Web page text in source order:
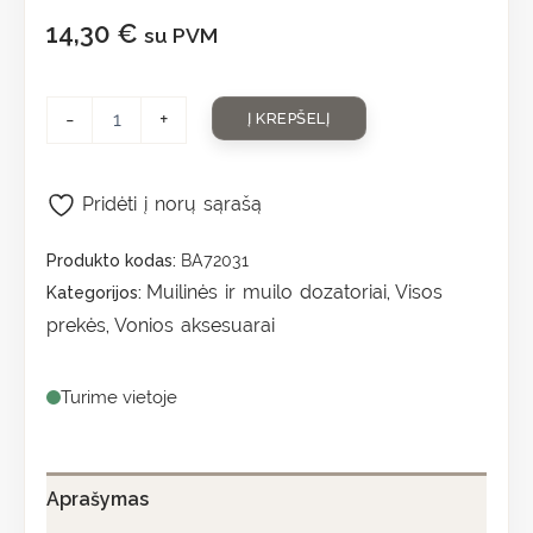
14,30 € su PVM
- + Į KREPŠELĮ
Produkto kodas: BA72031
Kategorijos: Muilinės ir muilo dozatoriai, Visos
prekės, Vonios aksesuarai
Turime vietoje
Pridėti į norų sąrašą
Aprašymas